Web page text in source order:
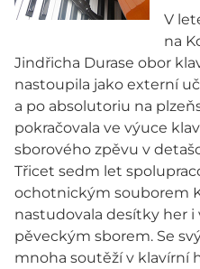
V
na
Jindřicha Durase obor
nastoupila jako externí
a po absolutoriu na
pokračovala ve výuce
sborového zpěvu v
Třicet sedm let
ochotnickým souborem
nastudovala desítky her
pěveckým sborem. Se
mnoha soutěží v klavírní